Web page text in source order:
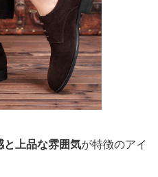
と上品な雰囲気が特徴のアイ